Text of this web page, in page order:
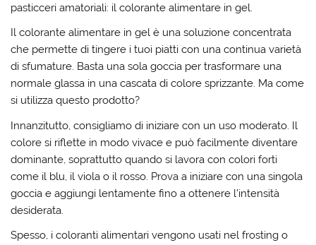
pasticceri amatoriali: il colorante alimentare in gel.
Il colorante alimentare in gel è una soluzione concentrata
che permette di tingere i tuoi piatti con una continua varietà
di sfumature. Basta una sola goccia per trasformare una
normale glassa in una cascata di colore sprizzante. Ma come
si utilizza questo prodotto?
Innanzitutto, consigliamo di iniziare con un uso moderato. Il
colore si riflette in modo vivace e può facilmente diventare
dominante, soprattutto quando si lavora con colori forti
come il blu, il viola o il rosso. Prova a iniziare con una singola
goccia e aggiungi lentamente fino a ottenere l’intensità
desiderata.
Spesso, i coloranti alimentari vengono usati nel frosting o